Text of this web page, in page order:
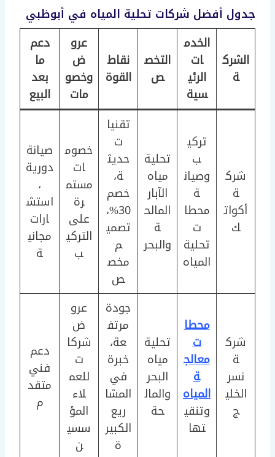
جدول أفضل شركات تحلية المياه في أبوظبي
الشرك
ة
الخدم
ات
الرئي
سية
التخص
ص
نقاط
القوة
عرو
ض
وخصو
مات
دعم
ما
بعد
البيع
شرك
ة
أكوات
ك
تركي
ب
وصيان
ة
محطا
ت
تحلية
المياه
تحلية
مياه
الآبار
المالح
ة
والبحر
تقنيا
ت
حديث
ة،
خصم
30%،
تصمي
م
مخص
ص
خصوم
ات
مستم
رة
على
التركي
ب
صيانة
دورية
،
استش
ارات
مجاني
ة
شرك
ة
نسر
الخلي
ج
محطا
ت
معالج
ة
المياه
وتنقي
تها
تحلية
مياه
البحر
والمال
حة
جودة
مرتف
عة،
خبرة
في
المشا
ريع
الكبير
ة
عرو
ض
شركا
ت
للعم
لاء
المؤ
سسي
ن
دعم
فني
متقد
م